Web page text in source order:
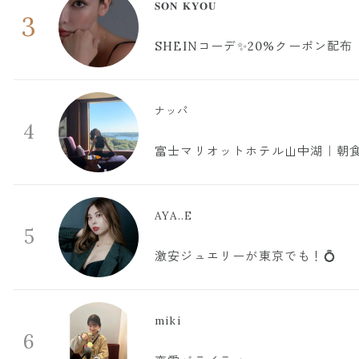
3
𝐒𝐎𝐍 𝐊𝐘𝐎𝐔
SHEINコーデ✨20%クーポン配布
4
ナッパ
富士マリオットホテル山中湖｜朝
5
AYA..E
激安ジュエリーが東京でも！💍
6
miki